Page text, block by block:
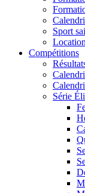
Sport
Compétitions
Série